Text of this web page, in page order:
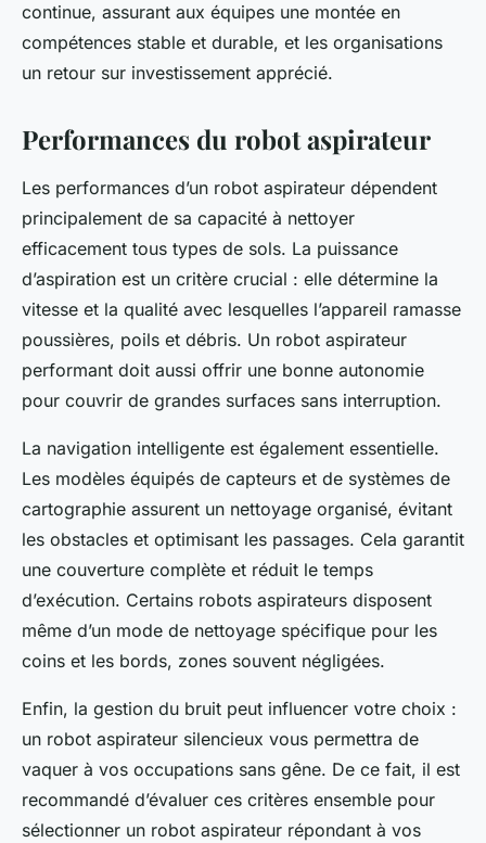
continue, assurant aux équipes une montée en
compétences stable et durable, et les organisations
un retour sur investissement apprécié.
Performances du robot aspirateur
Les performances d’un robot aspirateur dépendent
principalement de sa capacité à nettoyer
efficacement tous types de sols. La puissance
d’aspiration est un critère crucial : elle détermine la
vitesse et la qualité avec lesquelles l’appareil ramasse
poussières, poils et débris. Un robot aspirateur
performant doit aussi offrir une bonne autonomie
pour couvrir de grandes surfaces sans interruption.
La navigation intelligente est également essentielle.
Les modèles équipés de capteurs et de systèmes de
cartographie assurent un nettoyage organisé, évitant
les obstacles et optimisant les passages. Cela garantit
une couverture complète et réduit le temps
d’exécution. Certains robots aspirateurs disposent
même d’un mode de nettoyage spécifique pour les
coins et les bords, zones souvent négligées.
Enfin, la gestion du bruit peut influencer votre choix :
un robot aspirateur silencieux vous permettra de
vaquer à vos occupations sans gêne. De ce fait, il est
recommandé d’évaluer ces critères ensemble pour
sélectionner un robot aspirateur répondant à vos